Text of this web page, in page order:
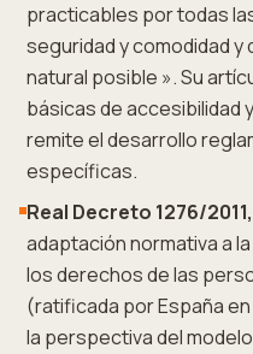
practicables por todas
seguridad y comodidad y
natural posible ». Su
básicas de accesibilidad
remite el desarrollo
específicas.
Real Decreto 1276/
adaptación normativa a
los derechos de las
(ratificada por España
la perspectiva del